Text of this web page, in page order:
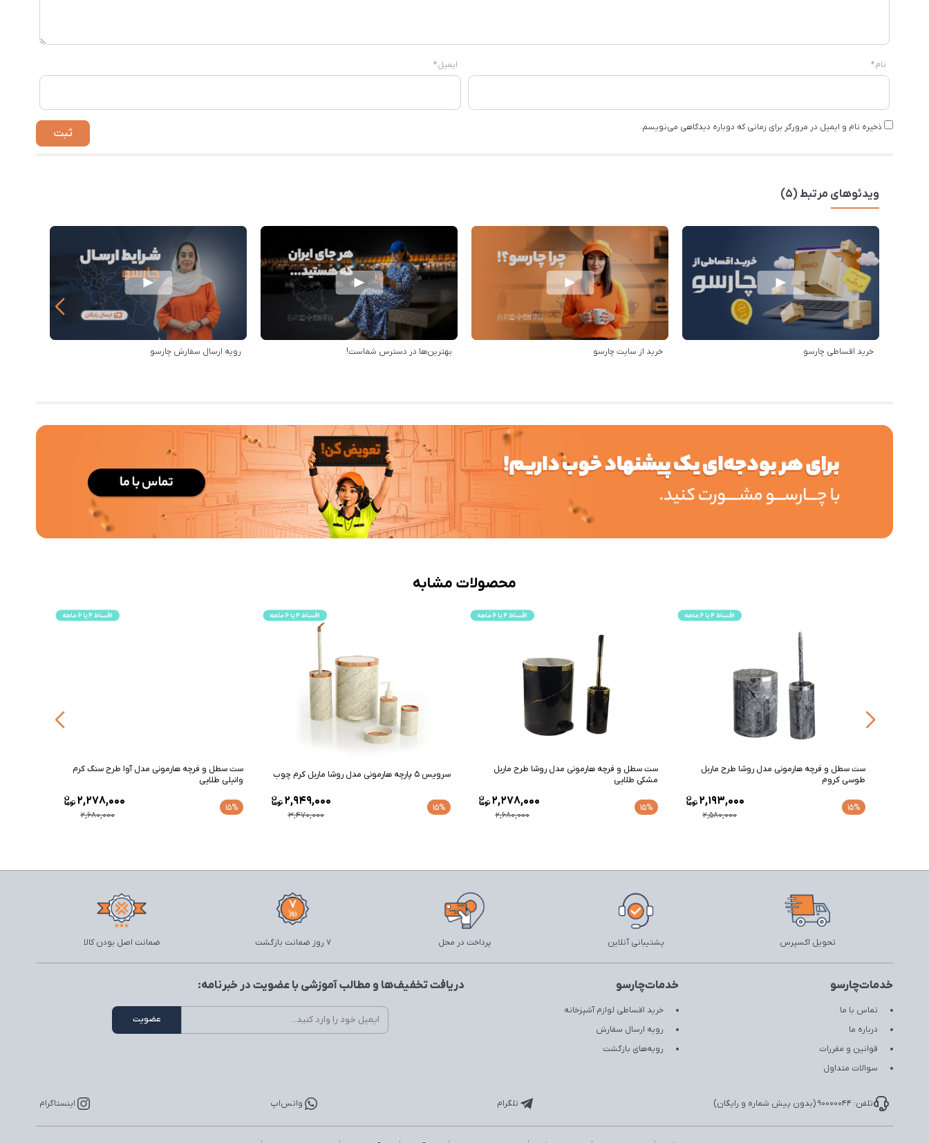
نام* ایمیل*
ذخیره نام و ایمیل در مرورگر برای زمانی که دوباره دیدگاهی می‌نویسم.
ویدئوهای مرتبط (5)
خرید اقساطی چارسو خرید از سایت چارسو بهترین‌ها در دسترس شماست! رویه ارسال سفارش چارسو
محصولات مشابه
ست سطل و فرچه هارمونی مدل روشا طرح ماربل
طوسی کروم
15%
2,580,000
2,193,000
ست سطل و فرچه هارمونی مدل روشا طرح ماربل
مشکی طلایی
15%
2,680,000
2,278,000
سرویس 5 پارچه هارمونی مدل روشا ماربل کرم چوب
15%
3,470,000
2,949,000
ست سطل و فرچه هارمونی مدل آوا طرح سنگ کرم
وانیلی طلایی
15%
2,680,000
2,278,000
تحویل اکسپرس پشتیبانی آنلاین پرداخت در محل 7 روز ضمانت بازگشت ضمانت اصل بودن کالا
خدمات‌چارسو
تماس با ما
درباره ما
قوانین و مقررات
سوالات متداول
خدمات‌چارسو
خرید اقساطی لوازم آشپزخانه
رویه ارسال سفارش
رویه‌های بازگشت
دریافت تخفیف‌ها و مطالب آموزشی با عضویت در خبرنامه:
تلفن: 90000044 (بدون پیش شماره و رایگان) تلگرام واتس‌اپ اینستاگرام